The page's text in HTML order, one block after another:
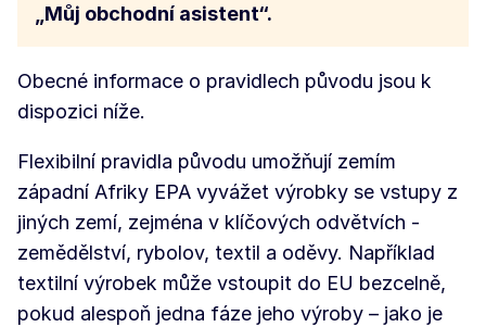
„Můj obchodní asistent“.
Obecné informace o pravidlech původu jsou k
dispozici níže.
Flexibilní pravidla původu umožňují zemím
západní Afriky EPA vyvážet výrobky se vstupy z
jiných zemí, zejména v klíčových odvětvích -
zemědělství, rybolov, textil a oděvy. Například
textilní výrobek může vstoupit do EU bezcelně,
pokud alespoň jedna fáze jeho výroby – jako je